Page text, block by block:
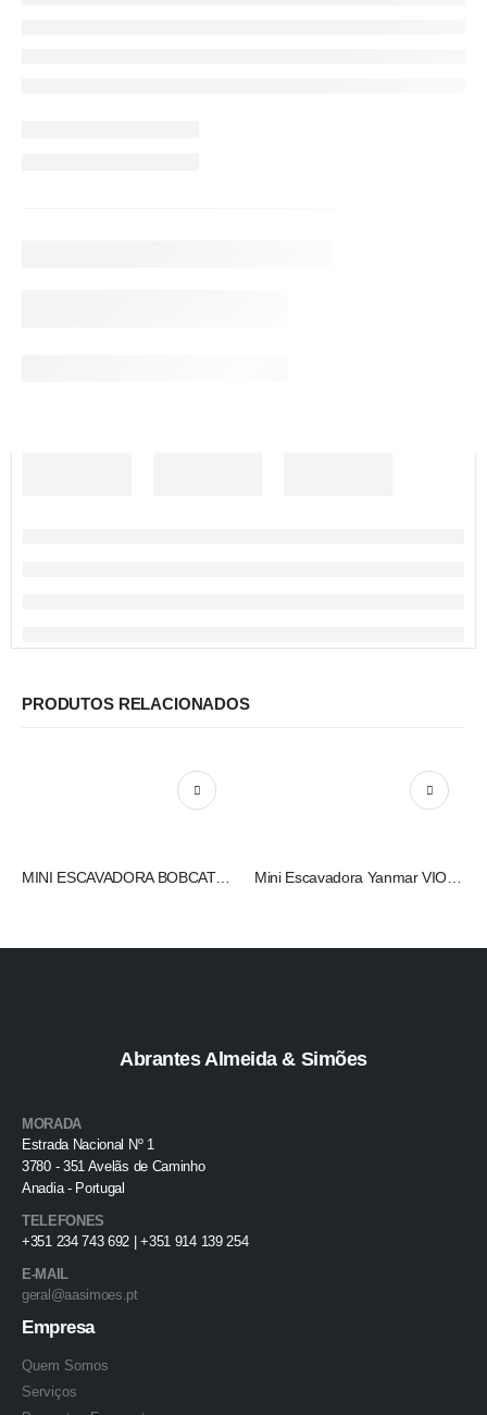
PRODUTOS RELACIONADOS
MINI ESCAVADORA BOBCAT E26
Abrantes Almeida & Simões
MORADA
Estrada Nacional Nº 1
3780 - 351 Avelãs de Caminho
Anadia - Portugal
TELEFONES
+351 234 743 692 | +351 914 139 254
E-MAIL
geral@aasimoes.pt
Empresa
Quem Somos
Serviços